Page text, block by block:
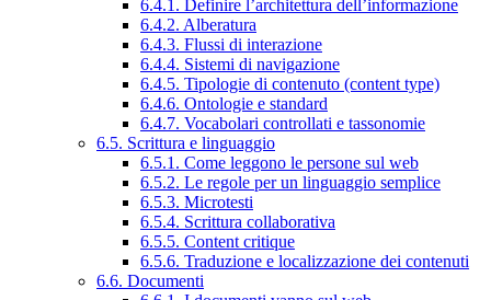
6.4.1. Definire l’architettura dell’informazione
6.4.2. Alberatura
6.4.3. Flussi di interazione
6.4.4. Sistemi di navigazione
6.4.5. Tipologie di contenuto (content type)
6.4.6. Ontologie e standard
6.4.7. Vocabolari controllati e tassonomie
6.5. Scrittura e linguaggio
6.5.1. Come leggono le persone sul web
6.5.2. Le regole per un linguaggio semplice
6.5.3. Microtesti
6.5.4. Scrittura collaborativa
6.5.5. Content critique
6.5.6. Traduzione e localizzazione dei contenuti
6.6. Documenti